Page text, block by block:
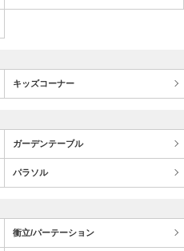
キッズコーナー
ガーデンテーブル
パラソル
衝立/パーテーション